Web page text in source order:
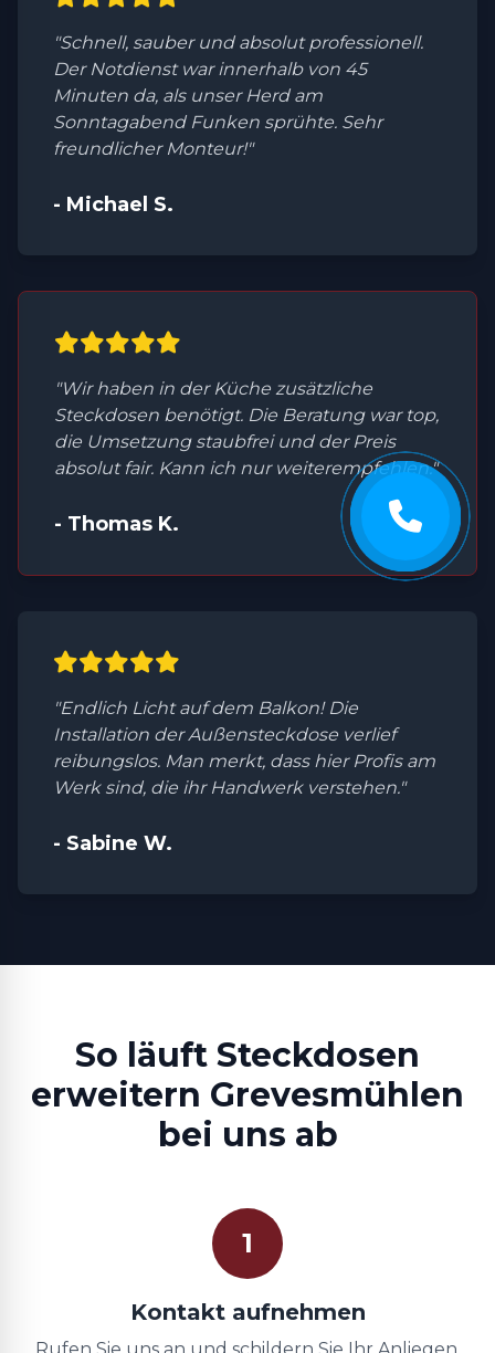
"Schnell, sauber und absolut professionell.
Der Notdienst war innerhalb von 45
Minuten da, als unser Herd am
Sonntagabend Funken sprühte. Sehr
freundlicher Monteur!"
- Michael S.
"Wir haben in der Küche zusätzliche
Steckdosen benötigt. Die Beratung war top,
die Umsetzung staubfrei und der Preis
absolut fair. Kann ich nur weiterempfehlen."
- Thomas K.
"Endlich Licht auf dem Balkon! Die
Installation der Außensteckdose verlief
reibungslos. Man merkt, dass hier Profis am
Werk sind, die ihr Handwerk verstehen."
- Sabine W.
So läuft Steckdosen
erweitern Grevesmühlen
bei uns ab
1
Kontakt aufnehmen